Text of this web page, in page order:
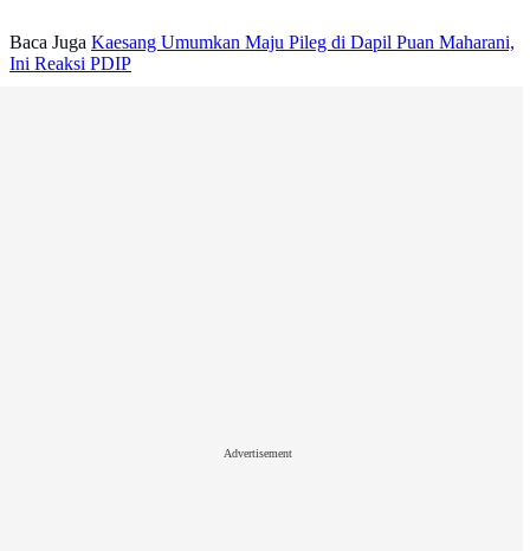
Baca Juga Kaesang Umumkan Maju Pileg di Dapil Puan Maharani,
Ini Reaksi PDIP
Advertisement